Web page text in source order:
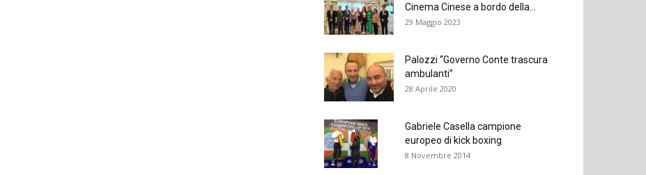
Cinema Cinese a bordo della...
29 Maggio 2023
Palozzi “Governo Conte trascura
ambulanti”
28 Aprile 2020
Gabriele Casella campione
europeo di kick boxing
8 Novembre 2014